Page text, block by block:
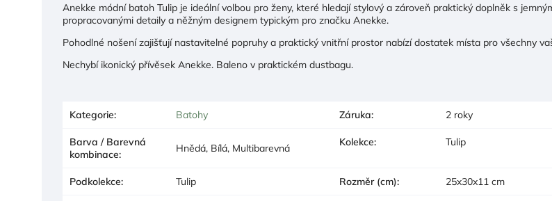
Anekke módní batoh Tulip je ideální volbou pro ženy, které hledají stylový a zároveň praktický doplněk s
propracovanými detaily a něžným designem typickým pro značku Anekke.
Pohodlné nošení zajišťují nastavitelné popruhy a praktický vnitřní prostor nabízí dostatek místa pro všechny
Nechybí ikonický přívěsek Anekke. Baleno v praktickém dustbagu.
Kategorie: Batohy Záruka: 2 roky
Barva / Barevná
kombinace: Hnědá, Bílá, Multibarevná Kolekce: Tulip
Podkolekce: Tulip Rozměr (cm): 25x30x11 cm